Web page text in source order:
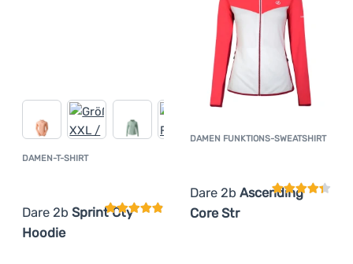
DAMEN-T-SHIRT
Dare 2b Sprint Cty
Hoodie
DAMEN FUNKTIONS-SWEATSHIRT
Dare 2b Ascending
Core Str